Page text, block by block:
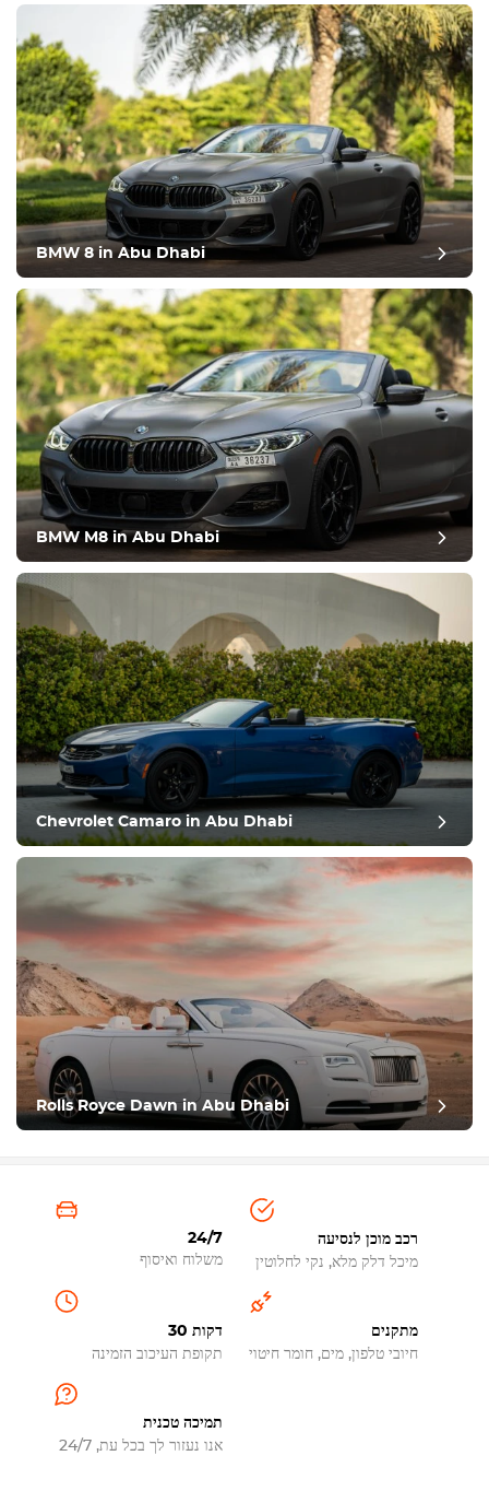
BMW 8 in Abu Dhabi
BMW M8 in Abu Dhabi
Chevrolet Camaro in Abu Dhabi
Rolls Royce Dawn in Abu Dhabi
24/7
משלוח ואיסוף
רכב מוכן לנסיעה
מיכל דלק מלא, נקי לחלוטין
30 דקות
תקופת העיכוב הזמינה
מתקנים
חיובי טלפון, מים, חומר חיטוי
תמיכה טכנית
אנו נעזור לך בכל עת, 24/7